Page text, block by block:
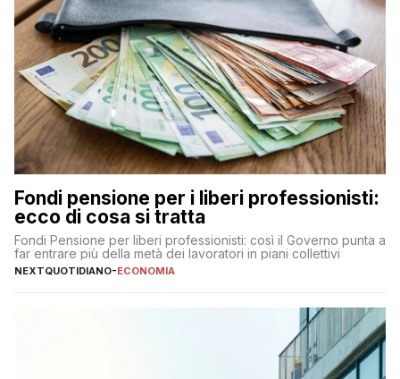
Fondi pensione per i liberi professionisti:
ecco di cosa si tratta
Fondi Pensione per liberi professionisti: così il Governo punta a
far entrare più della metà dei lavoratori in piani collettivi
NEXTQUOTIDIANO-ECONOMIA